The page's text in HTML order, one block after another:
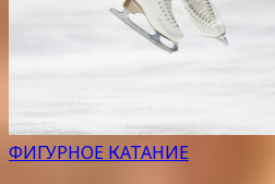
ФИГУРНОЕ КАТАНИЕ